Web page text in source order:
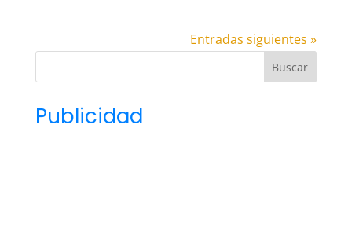
Entradas siguientes »
Publicidad